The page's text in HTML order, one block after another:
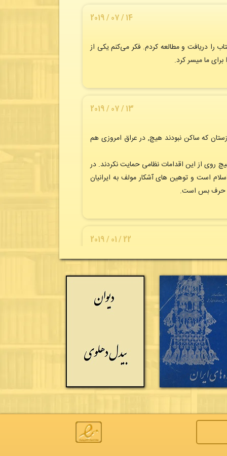
14 / 07 / 2019
دریافت و مطالعه کردم. فکر می‌کنم یکی از
ما میسر کرد.
13 / 07 / 2019
که ساکن نبودند هیچ, در عراق امروزی هم
حاضر در آن عصر به هیچ روی از این اقدامات نظامی حمایت نکردند. در
است و توهین های آشکار مولف به ایرانیان
حرف بس است.
22 / 01 / 2019